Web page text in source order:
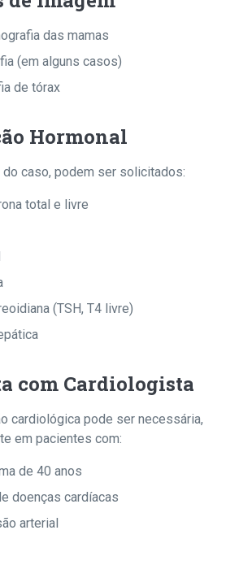
das mamas
(em alguns casos)
de tórax
Hormonal
do caso, podem ser solicitados:
total e livre
(TSH, T4 livre)
com Cardiologista
cardiológica pode ser necessária,
em pacientes com:
de 40 anos
doenças cardíacas
arterial